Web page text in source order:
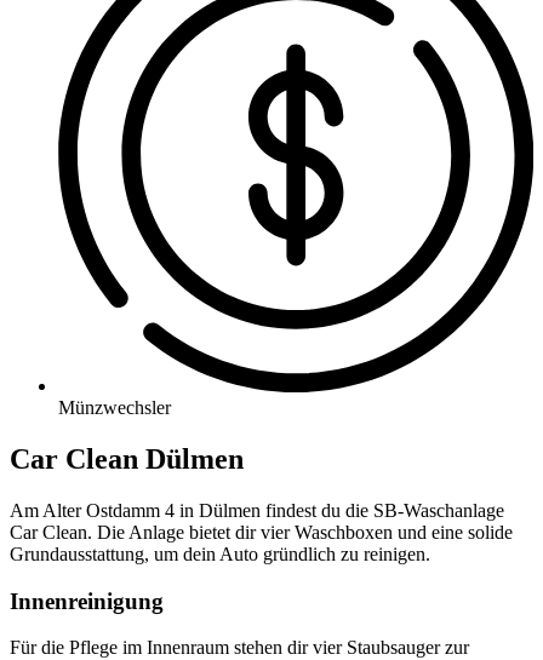
Münzwechsler
Car Clean Dülmen
Am Alter Ostdamm 4 in Dülmen findest du die SB-Waschanlage
Car Clean. Die Anlage bietet dir vier Waschboxen und eine solide
Grundausstattung, um dein Auto gründlich zu reinigen.
Innenreinigung
Für die Pflege im Innenraum stehen dir vier Staubsauger zur